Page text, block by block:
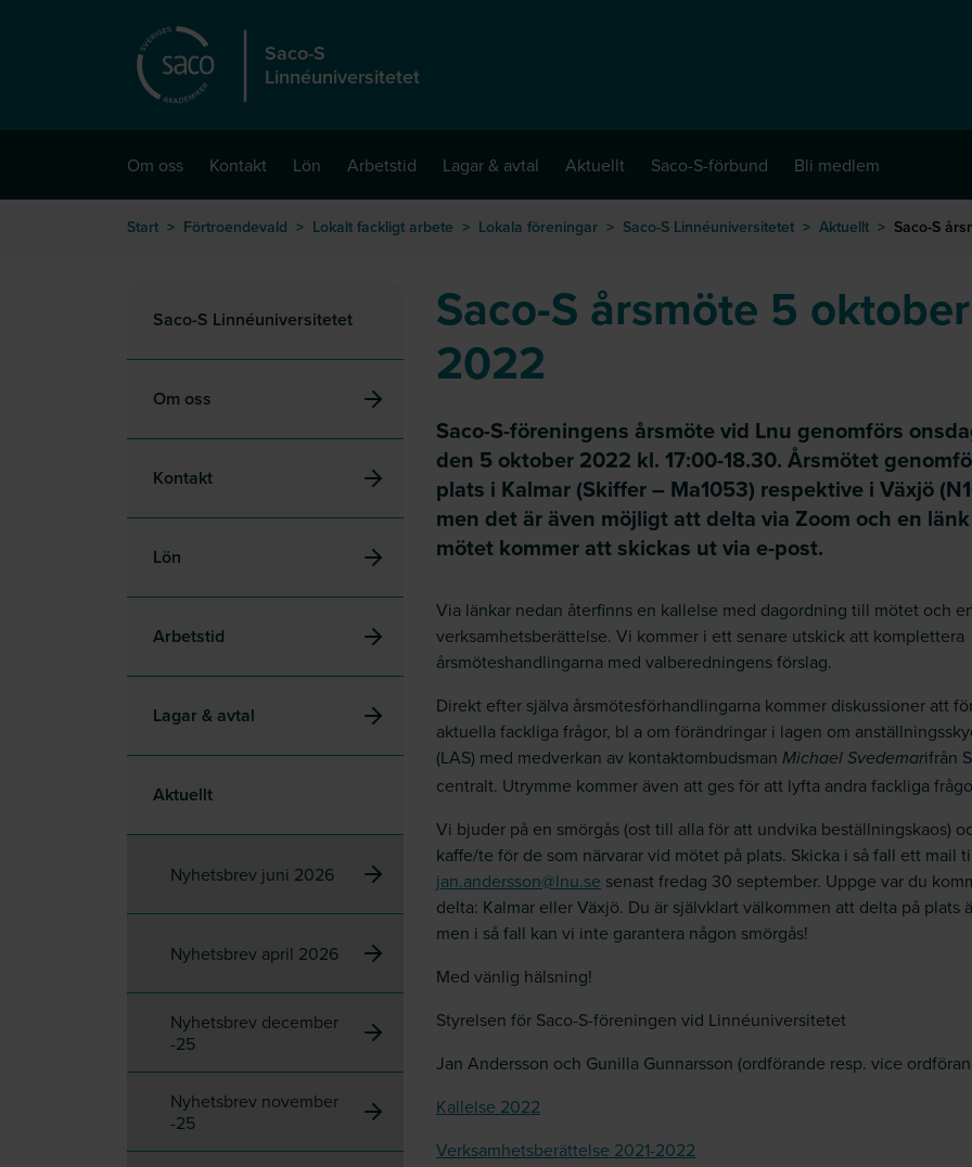
Saco-S
Linnéuniversitetet
Om oss Kontakt Lön Arbetstid Lagar & avtal Aktuellt Saco-S-förbund Bli medlem
Start > Förtroendevald > Lokalt fackligt arbete > Lokala föreningar > Saco-S Linnéuniversitetet > Aktuellt > Saco-S
Saco-S Linnéuniversitetet
Om oss
Kontakt
Lön
Arbetstid
Lagar & avtal
Aktuellt
Nyhetsbrev juni 2026
Nyhetsbrev april 2026
Nyhetsbrev december
-25
Nyhetsbrev november
-25
Saco-S årsmöte 5 oktober
2022
Saco-S-föreningens årsmöte vid Lnu genomförs
den 5 oktober 2022 kl. 17:00-18.30. Årsmötet
plats i Kalmar (Skiffer – Ma1053) respektive i Växjö
men det är även möjligt att delta via Zoom och en
mötet kommer att skickas ut via e-post.
Via länkar nedan återfinns en kallelse med dagordning till mötet och
verksamhetsberättelse. Vi kommer i ett senare utskick att komplettera
årsmöteshandlingarna med valberedningens förslag.
Direkt efter själva årsmötesförhandlingarna kommer diskussioner att
aktuella fackliga frågor, bl a om förändringar i lagen om
(LAS) med medverkan av kontaktombudsman Michael Svedemarifrån
centralt. Utrymme kommer även att ges för att lyfta andra fackliga
Vi bjuder på en smörgås (ost till alla för att undvika beställningskaos)
kaffe/te för de som närvarar vid mötet på plats. Skicka i så fall ett mail
jan.andersson@lnu.se senast fredag 30 september. Uppge var du
delta: Kalmar eller Växjö. Du är självklart välkommen att delta på plats
men i så fall kan vi inte garantera någon smörgås!
Med vänlig hälsning!
Styrelsen för Saco-S-föreningen vid Linnéuniversitetet
Jan Andersson och Gunilla Gunnarsson (ordförande resp. vice
Kallelse 2022
Verksamhetsberättelse 2021-2022